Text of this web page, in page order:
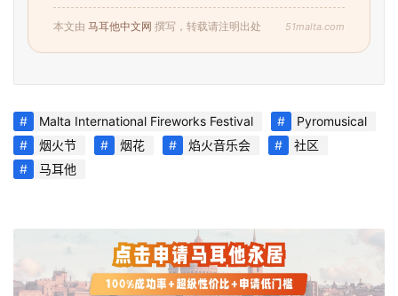
本文由 马耳他中文网 撰写，转载请注明出处 51malta.com
Malta International Fireworks Festival
Pyromusical
烟火节
烟花 焰火音乐会
社区
马耳他